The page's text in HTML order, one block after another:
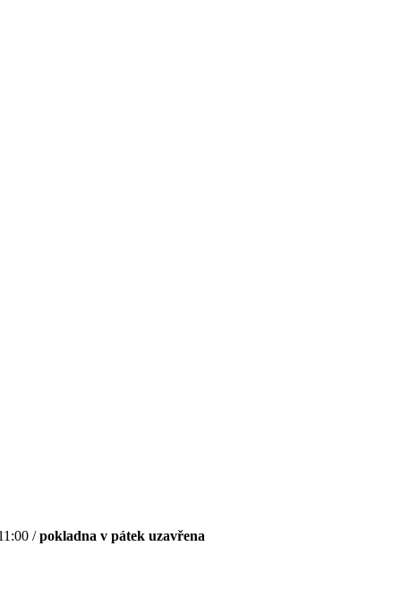
/pokladna v pátek uzavřena